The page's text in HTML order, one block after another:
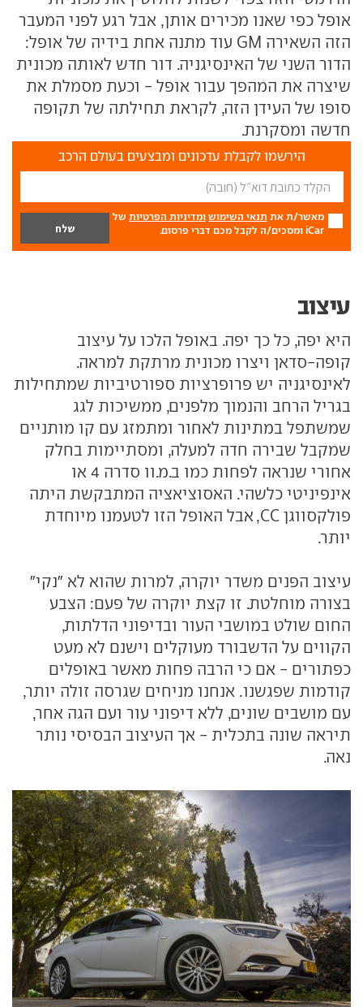
אופל כפי שאנו מכירים אותן, אבל רגע לפני המעבר
הזה השאירה GM עוד מתנה אחת בידיה של אופל:
הדור השני של האינסיגניה. דור חדש לאותה מכונית
שיצרה את המהפך עבור אופל - וכעת מסמלת את
סופו של העידן הזה, לקראת תחילתה של תקופה
חדשה ומסקרנת.
הירשמו לקבלת עדכונים ומבצעים בעולם הרכב
מאשר/ת את תנאי השימוש ומדיניות הפרטיות של
iCar ומסכים/ה לקבל מכם דברי פרסום.
עיצוב
היא יפה, כל כך יפה. באופל הלכו על עיצוב
קופה-סדאן ויצרו מכונית מרתקת למראה.
לאינסיגניה יש פרופרציות ספורטיביות שמתחילות
בגריל הרחב והנמוך מלפנים, ממשיכות לגג
שמשתפל במתינות לאחור ומתמזג עם קו מותניים
שמקבל שבירה חדה למעלה, ומסתיימות בחלק
אחורי שנראה לפחות כמו ב.מ.וו סדרה 4 או
אינפיניטי כלשהי. האסוציאציה המתבקשת היתה
פולקסווגן CC, אבל האופל הזו לטעמנו מיוחדת
יותר.
עיצוב הפנים משדר יוקרה, למרות שהוא לא "נקי"
בצורה מוחלטת. זו קצת יוקרה של פעם: הצבע
החום שולט במושבי העור ובדיפוני הדלתות,
הקווים על הדשבורד מעוקלים וישנם לא מעט
כפתורים - אם כי הרבה פחות מאשר באופלים
קודמות שפגשנו. אנחנו מניחים שגרסה זולה יותר,
עם מושבים שונים, ללא דיפוני עור ועם הגה אחר,
תיראה שונה בתכלית - אך העיצוב הבסיסי נותר
נאה.